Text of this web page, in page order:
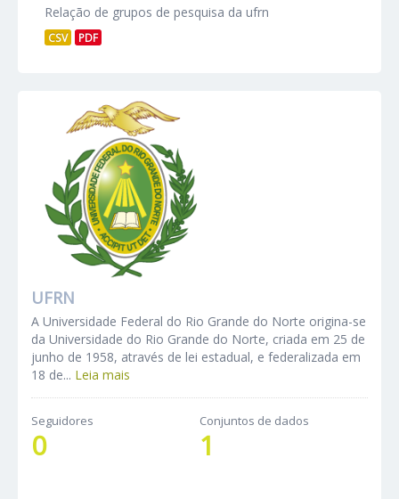
Relação de grupos de pesquisa da ufrn
CSV PDF
UFRN
A Universidade Federal do Rio Grande do Norte origina-se
da Universidade do Rio Grande do Norte, criada em 25 de
junho de 1958, através de lei estadual, e federalizada em
18 de... Leia mais
Seguidores
0
Conjuntos de dados
1